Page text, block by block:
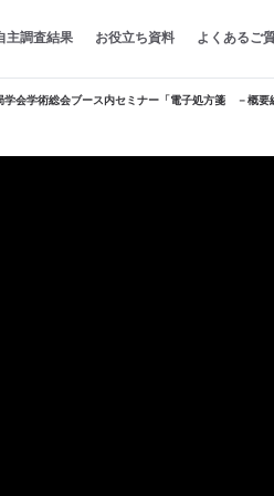
主調査結果 お役立ち資料 よくあるご
学会学術総会ブース内セミナー「電子処方箋 －概要